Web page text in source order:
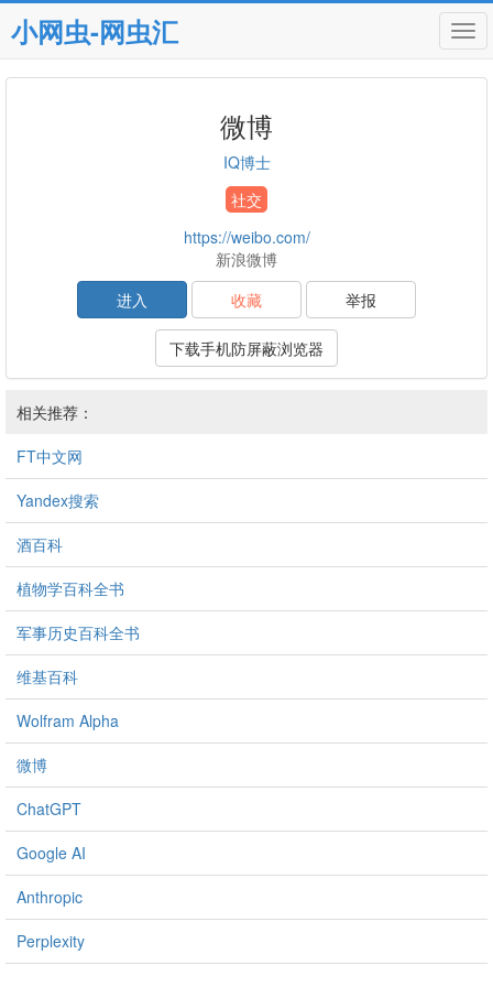
小网虫-网虫汇
微博
IQ博士
社交
https://weibo.com/
新浪微博
进入
收藏 举报
下载手机防屏蔽浏览器
相关推荐：
FT中文网
Yandex搜索
酒百科
植物学百科全书
军事历史百科全书
维基百科
Wolfram Alpha
微博
ChatGPT
Google AI
Anthropic
Perplexity